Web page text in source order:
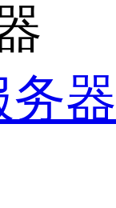
务器